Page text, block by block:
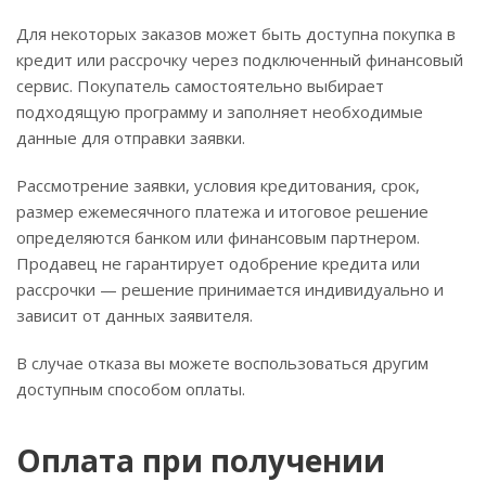
Для некоторых заказов может быть доступна покупка в
кредит или рассрочку через подключенный финансовый
сервис. Покупатель самостоятельно выбирает
подходящую программу и заполняет необходимые
данные для отправки заявки.
Рассмотрение заявки, условия кредитования, срок,
размер ежемесячного платежа и итоговое решение
определяются банком или финансовым партнером.
Продавец не гарантирует одобрение кредита или
рассрочки — решение принимается индивидуально и
зависит от данных заявителя.
В случае отказа вы можете воспользоваться другим
доступным способом оплаты.
Оплата при получении